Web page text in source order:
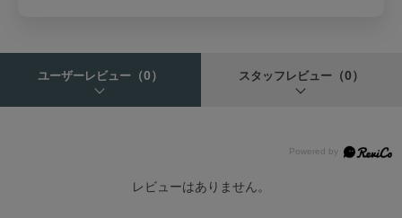
ユーザーレビュー （0） スタッフレビュー （0）
レビューはありません。